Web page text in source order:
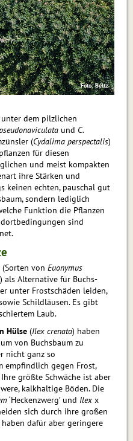
Foto: Beltz
dem pilzlichen
und C.
(Cydalima perspectalis)
für diesen
und meist kompakten
ihre Stärken und
keinen echten, pauschal gut
sondern lediglich
Funktion die Pflanzen
sind
(Sorten von Euonymus
) als Alternative für Buchs­
unter Frostschäden leiden,
Schildläusen. Es gibt
Laub.
Hül­se (Ilex crenata) haben
von Buchsbaum zu
nicht ganz so
empfindlich gegen Frost,
größte Schwäche ist aber
kalkhaltige Böden. Die
‘Heckenzwerg’ und Ilex x
sich durch ihre großen
dafür aber geringere